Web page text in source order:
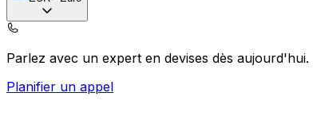
Parlez avec un expert en devises dès aujourd'hui.
Planifier un appel